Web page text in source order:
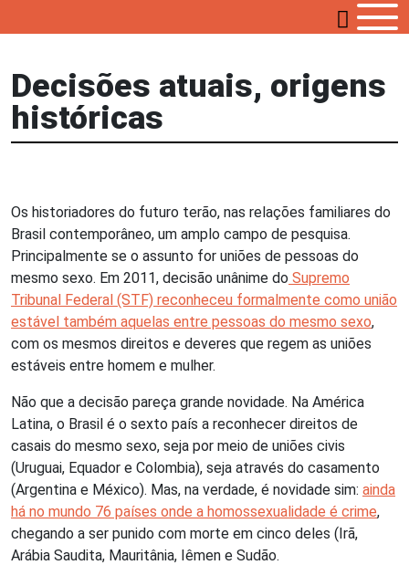
Decisões atuais, origens
históricas
Os historiadores do futuro terão, nas relações familiares do
Brasil contemporâneo, um amplo campo de pesquisa.
Principalmente se o assunto for uniões de pessoas do
mesmo sexo. Em 2011, decisão unânime do Supremo
Tribunal Federal (STF) reconheceu formalmente como união
estável também aquelas entre pessoas do mesmo sexo,
com os mesmos direitos e deveres que regem as uniões
estáveis entre homem e mulher.
Não que a decisão pareça grande novidade. Na América
Latina, o Brasil é o sexto país a reconhecer direitos de
casais do mesmo sexo, seja por meio de uniões civis
(Uruguai, Equador e Colombia), seja através do casamento
(Argentina e México). Mas, na verdade, é novidade sim: ainda
há no mundo 76 países onde a homossexualidade é crime,
chegando a ser punido com morte em cinco deles (Irã,
Arábia Saudita, Mauritânia, Iêmen e Sudão.